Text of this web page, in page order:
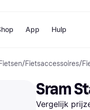
Winkels
Bol
H&M
App Hulp
Fietsen/Fietsaccessoires/
Sram
Vergelijk